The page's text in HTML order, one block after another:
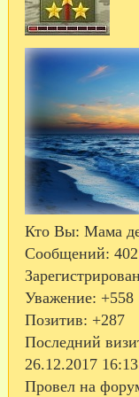
Кто Вы: Мама
Сообщений: 402
Зарегистрирован
Уважение: +558
Позитив: +287
Последний
26.12.2017 16:13
Провел на